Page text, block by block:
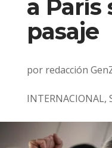
a París
pasaje
por redacción
INTERNACIONAL,